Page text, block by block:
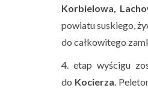
Korbielowa,
powiatu suskiego,
do całkowitego
4. etap wyścigu
do Kocierza.